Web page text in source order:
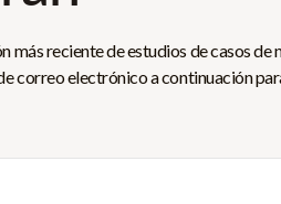
más reciente de estudios de casos de
correo electrónico a continuación